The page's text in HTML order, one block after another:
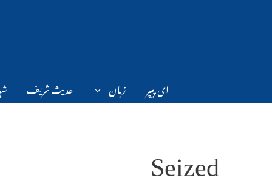
ای پیپر زبان حدیث شریف
Seized